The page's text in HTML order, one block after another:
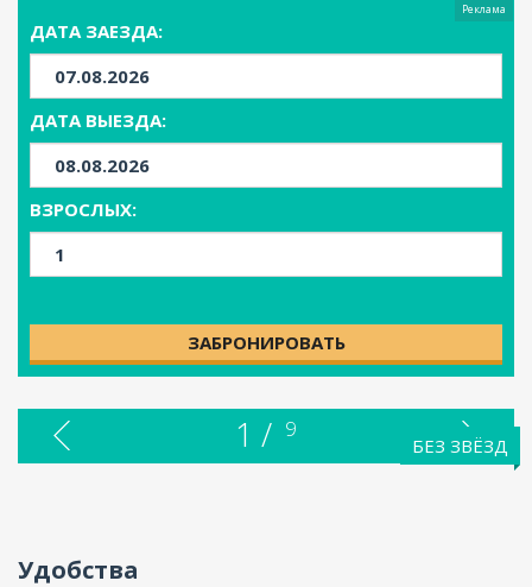
Реклама
ДАТА ЗАЕЗДА:
ДАТА ВЫЕЗДА:
ВЗРОСЛЫХ:
ЗАБРОНИРОВАТЬ
БЕЗ ЗВЁЗД
1 / 9
Удобства